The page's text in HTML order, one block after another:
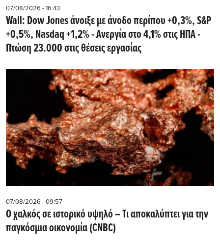
07/08/2026 - 16:43
Wall: Dow Jones άνοιξε με άνοδο περίπου +0,3%, S&P
+0,5%, Nasdaq +1,2% - Ανεργία στο 4,1% στις ΗΠΑ -
Πτώση 23.000 στις θέσεις εργασίας
07/08/2026 - 09:57
Ο χαλκός σε ιστορικό υψηλό – Τι αποκαλύπτει για την
παγκόσμια οικονομία (CNBC)